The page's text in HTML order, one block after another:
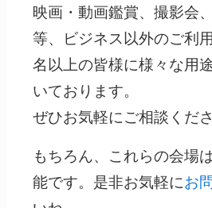
映画・動画鑑賞、撮影会
等、ビジネス以外のご利
名以上の皆様に様々な用
いております。
ぜひお気軽にご相談くださ
もちろん、これらの会場
能です。是非お気軽にお